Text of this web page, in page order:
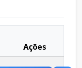
Ações